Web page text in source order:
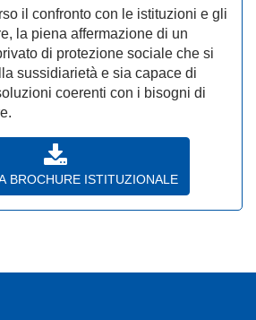
il confronto con le istituzioni e gli
la piena affermazione di un
di protezione sociale che si
sussidiarietà e sia capace di
coerenti con i bisogni di
BROCHURE ISTITUZIONALE